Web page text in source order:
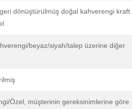
dönüştürülmüş doğal kahverengi kraft
beyaz/siyah/talep üzerine diğer
Özel, müşterinin gereksinimlerine göre